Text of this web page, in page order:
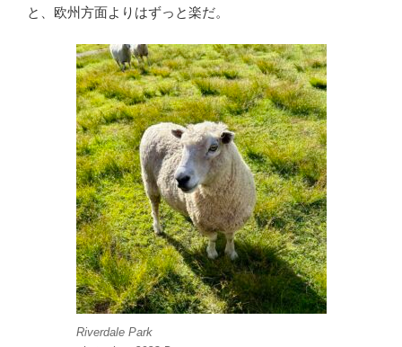
と、欧州方面よりはずっと楽だ。
Riverdale Park